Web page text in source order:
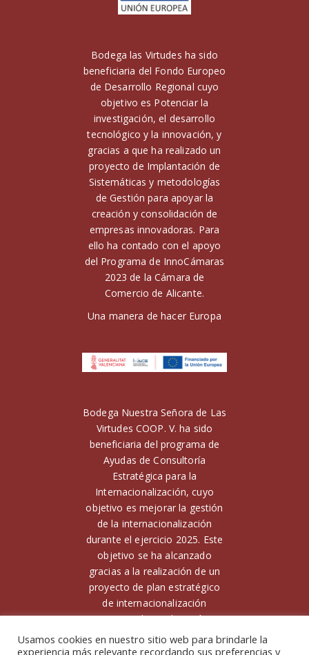
Bodega las Virtudes ha sido
beneficiaria del Fondo Europeo
de Desarrollo Regional cuyo
objetivo es Potenciar la
investigación, el desarrollo
tecnológico y la innovación, y
gracias a que ha realizado un
proyecto de Implantación de
Sistemáticas y metodologías
de Gestión para apoyar la
creación y consolidación de
empresas innovadoras. Para
ello ha contado con el apoyo
del Programa de InnoCámaras
2023 de la Cámara de
Comercio de Alicante.
Una manera de hacer Europa
Bodega Nuestra Señora de Las
Virtudes COOP. V. ha sido
beneficiaria del programa de
Ayudas de Consultoría
Estratégica para la
Internacionalización, cuyo
objetivo es mejorar la gestión
de la internacionalización
durante el ejercicio 2025. Este
objetivo se ha alcanzado
gracias a la realización de un
proyecto de plan estratégico
de internacionalización
Financiado por la Unión
Europea. Para ello, ha contado
con el apoyo de la Unión
Usamos cookies en nuestro sitio web para brindarle la
experiencia más relevante recordando sus preferencias y